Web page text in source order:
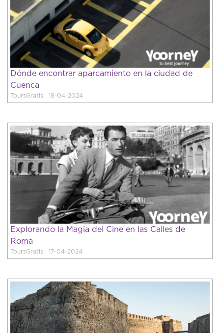
Dónde encontrar aparcamiento en la ciudad de
Cuenca
ToursGratis · 18-04-2024
Explorando la Magia del Cine en las Calles de
Roma
ToursGratis · 17-04-2024